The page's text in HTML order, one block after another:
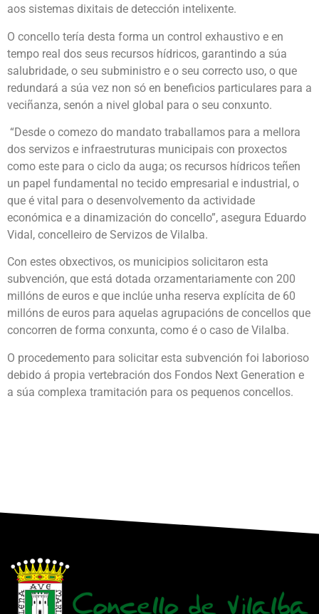
aos sistemas dixitais de detección intelixente.
O concello tería desta forma un control exhaustivo e en
tempo real dos seus recursos hídricos, garantindo a súa
salubridade, o seu subministro e o seu correcto uso, o que
redundará a súa vez non só en beneficios particulares para a
veciñanza, senón a nivel global para o seu conxunto.
“Desde o comezo do mandato traballamos para a mellora
dos servizos e infraestruturas municipais con proxectos
como este para o ciclo da auga; os recursos hídricos teñen
un papel fundamental no tecido empresarial e industrial, o
que é vital para o desenvolvemento da actividade
económica e a dinamización do concello”, asegura Eduardo
Vidal, concelleiro de Servizos de Vilalba.
Con estes obxectivos, os municipios solicitaron esta
subvención, que está dotada orzamentariamente con 200
millóns de euros e que inclúe unha reserva explícita de 60
millóns de euros para aquelas agrupacións de concellos que
concorren de forma conxunta, como é o caso de Vilalba.
O procedemento para solicitar esta subvención foi laborioso
debido á propia vertebración dos Fondos Next Generation e
a súa complexa tramitación para os pequenos concellos.